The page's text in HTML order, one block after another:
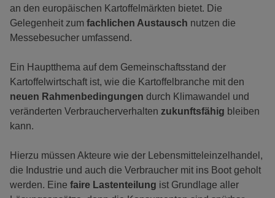
an den europäischen Kartoffelmärkten bietet. Die
Gelegenheit zum fachlichen Austausch nutzen die
Messebesucher umfassend.
Ein Hauptthema auf dem Gemeinschaftsstand der
Kartoffelwirtschaft ist, wie die Kartoffelbranche mit den
neuen Rahmenbedingungen durch Klimawandel und
veränderten Verbraucherverhalten zukunftsfähig bleiben
kann.
Hierzu müssen Akteure wie der Lebensmitteleinzelhandel,
die Industrie und auch die Verbraucher mit ins Boot geholt
werden. Eine faire Lastenteilung ist Grundlage aller